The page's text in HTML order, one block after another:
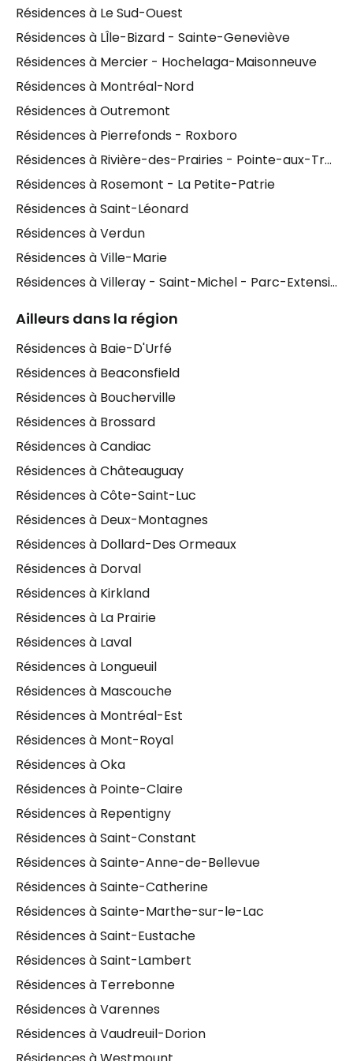
Ce qui distingue l'offre d'hébergement pour aînés à
Saint-Laurent, c'est aussi la diversité culturelle et
personnes âgéesde cette zone accueillent des
résidents francophones, anglophones,
arabophones, italophones et hellénophones, ce qui
peut faire une réelle différence pour le bien-être et
le sentiment d'appartenance de votre proche. Pour
lesproches aidantsqui cherchent un milieu de vie
où leur parent se sentira à l'aise et compris, cette
particularité mérite d'être prise en compte dès le
Résidences à Le Sud-Ouest
Résidences à LÎle-Bizard - Sainte-Geneviève
Résidences à Mercier - Hochelaga-Maisonneuve
Résidences à Montréal-Nord
Résidences à Outremont
Résidences à Pierrefonds - Roxboro
Résidences à Rivière-des-Prairies - Pointe-aux-Trembles
Résidences à Rosemont - La Petite-Patrie
Résidences à Saint-Léonard
Résidences à Verdun
Résidences à Ville-Marie
Résidences à Villeray - Saint-Michel - Parc-Extension
Ailleurs dans la région
Résidences à Baie-D'Urfé
Résidences à Beaconsfield
Résidences à Boucherville
Résidences à Brossard
Résidences à Candiac
Résidences à Châteauguay
Résidences à Côte-Saint-Luc
Résidences à Deux-Montagnes
Résidences à Dollard-Des Ormeaux
Résidences à Dorval
Résidences à Kirkland
Résidences à La Prairie
Résidences à Laval
Résidences à Longueuil
Résidences à Mascouche
Résidences à Montréal-Est
Résidences à Mont-Royal
Résidences à Oka
Résidences à Pointe-Claire
Résidences à Repentigny
Résidences à Saint-Constant
Résidences à Sainte-Anne-de-Bellevue
Résidences à Sainte-Catherine
Résidences à Sainte-Marthe-sur-le-Lac
Résidences à Saint-Eustache
Résidences à Saint-Lambert
Résidences à Terrebonne
Résidences à Varennes
Résidences à Vaudreuil-Dorion